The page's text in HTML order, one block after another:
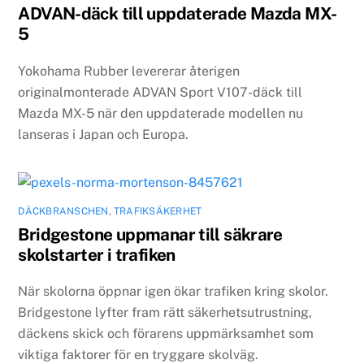
ADVAN-däck till uppdaterade Mazda MX-
5
Yokohama Rubber levererar återigen
originalmonterade ADVAN Sport V107-däck till
Mazda MX-5 när den uppdaterade modellen nu
lanseras i Japan och Europa.
DÄCKBRANSCHEN ,TRAFIKSÄKERHET
Bridgestone uppmanar till säkrare
skolstarter i trafiken
När skolorna öppnar igen ökar trafiken kring skolor.
Bridgestone lyfter fram rätt säkerhetsutrustning,
däckens skick och förarens uppmärksamhet som
viktiga faktorer för en tryggare skolväg.